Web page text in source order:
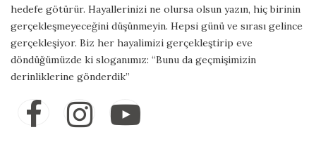
hedefe götürür. Hayallerinizi ne olursa olsun yazın, hiç birinin
gerçekleşmeyeceğini düşünmeyin. Hepsi günü ve sırası gelince
gerçekleşiyor. Biz her hayalimizi gerçekleştirip eve
döndüğümüzde ki sloganımız: “Bunu da geçmişimizin
derinliklerine gönderdik”